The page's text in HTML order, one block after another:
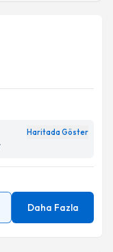
Haritada Göster
Daha Fazla